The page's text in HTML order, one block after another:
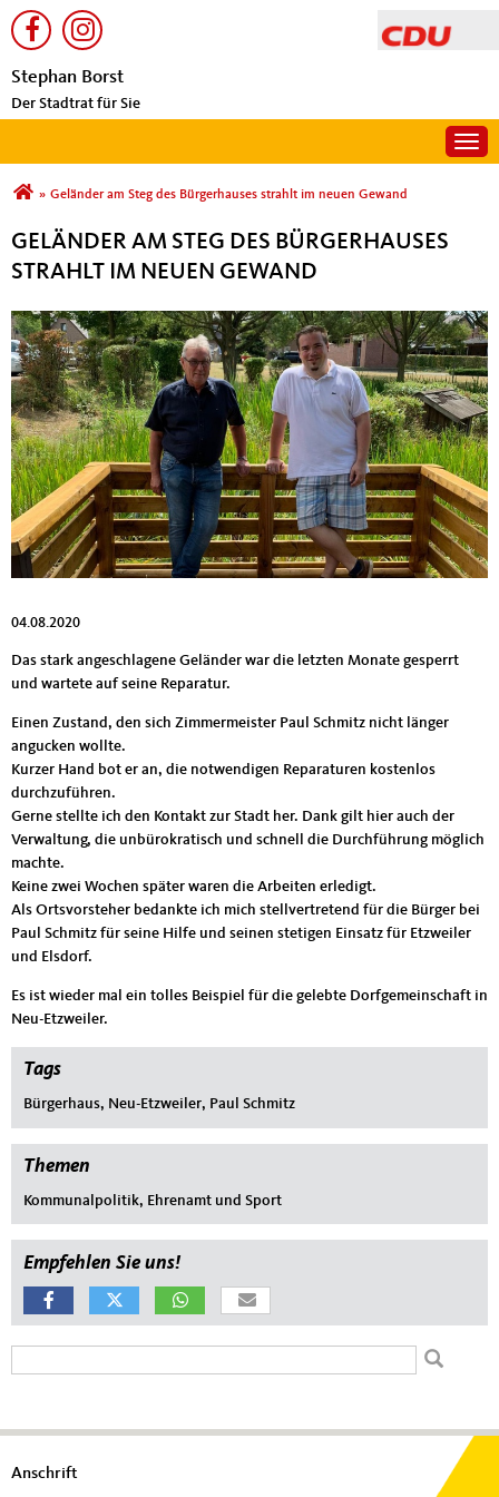
Stephan Borst
Der Stadtrat für Sie
Sie sind hier
» Geländer am Steg des Bürgerhauses strahlt im neuen Gewand
GELÄNDER AM STEG DES BÜRGERHAUSES
STRAHLT IM NEUEN GEWAND
04.08.2020
Das stark angeschlagene Geländer war die letzten Monate gesperrt
und wartete auf seine Reparatur.
Einen Zustand, den sich Zimmermeister Paul Schmitz nicht länger
angucken wollte.
Kurzer Hand bot er an, die notwendigen Reparaturen kostenlos
durchzuführen.
Gerne stellte ich den Kontakt zur Stadt her. Dank gilt hier auch der
Verwaltung, die unbürokratisch und schnell die Durchführung möglich
machte.
Keine zwei Wochen später waren die Arbeiten erledigt.
Als Ortsvorsteher bedankte ich mich stellvertretend für die Bürger bei
Paul Schmitz für seine Hilfe und seinen stetigen Einsatz für Etzweiler
und Elsdorf.
Es ist wieder mal ein tolles Beispiel für die gelebte Dorfgemeinschaft in
Neu-Etzweiler.
Tags
Bürgerhaus, Neu-Etzweiler, Paul Schmitz
Themen
Kommunalpolitik, Ehrenamt und Sport
Empfehlen Sie uns!
Anschrift